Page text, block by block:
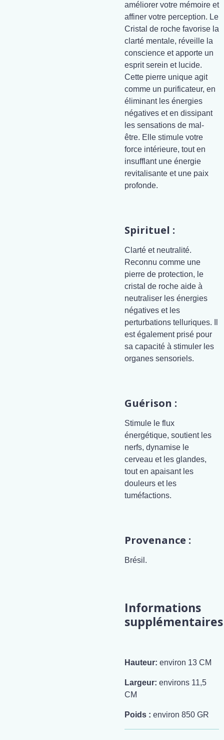
améliorer votre mémoire et
affiner votre perception. Le
Cristal de roche favorise la
clarté mentale, réveille la
conscience et apporte un
esprit serein et lucide.
Cette pierre unique agit
comme un purificateur, en
éliminant les énergies
négatives et en dissipant
les sensations de mal-
être. Elle stimule votre
force intérieure, tout en
insufflant une énergie
revitalisante et une paix
profonde.
Spirituel :
Clarté et neutralité.
Reconnu comme une
pierre de protection, le
cristal de roche aide à
neutraliser les énergies
négatives et les
perturbations telluriques. Il
est également prisé pour
sa capacité à stimuler les
organes sensoriels.
Guérison :
Stimule le flux
énergétique, soutient les
nerfs, dynamise le
cerveau et les glandes,
tout en apaisant les
douleurs et les
tuméfactions.
Provenance :
Brésil.
Informations
supplémentaires
Hauteur: environ 13 CM
Largeur: environs 11,5
CM
Poids : environ 850 GR